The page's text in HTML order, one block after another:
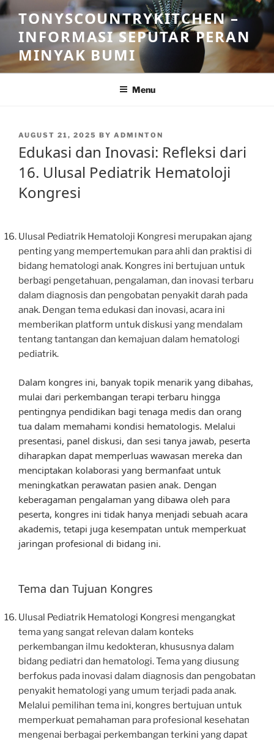
Skip
to
content
TONYSCOUNTRYKITCHEN –
INFORMASI SEPUTAR PERAN
MINYAK BUMI
Menu
POSTED
AUGUST 21, 2025 BY ADMINTON
Edukasi dan Inovasi: Refleksi dari
16. Ulusal Pediatrik Hematoloji
Kongresi
Ulusal Pediatrik Hematoloji Kongresi merupakan ajang
penting yang mempertemukan para ahli dan praktisi di
bidang hematologi anak. Kongres ini bertujuan untuk
berbagi pengetahuan, pengalaman, dan inovasi terbaru
dalam diagnosis dan pengobatan penyakit darah pada
anak. Dengan tema edukasi dan inovasi, acara ini
memberikan platform untuk diskusi yang mendalam
tentang tantangan dan kemajuan dalam hematologi
pediatrik.
Dalam kongres ini, banyak topik menarik yang dibahas,
mulai dari perkembangan terapi terbaru hingga
pentingnya pendidikan bagi tenaga medis dan orang
tua dalam memahami kondisi hematologis. Melalui
presentasi, panel diskusi, dan sesi tanya jawab, peserta
diharapkan dapat memperluas wawasan mereka dan
menciptakan kolaborasi yang bermanfaat untuk
meningkatkan perawatan pasien anak. Dengan
keberagaman pengalaman yang dibawa oleh para
peserta, kongres ini tidak hanya menjadi sebuah acara
akademis, tetapi juga kesempatan untuk memperkuat
jaringan profesional di bidang ini.
Tema dan Tujuan Kongres
Ulusal Pediatrik Hematologi Kongresi mengangkat
tema yang sangat relevan dalam konteks
perkembangan ilmu kedokteran, khususnya dalam
bidang pediatri dan hematologi. Tema yang diusung
berfokus pada inovasi dalam diagnosis dan pengobatan
penyakit hematologi yang umum terjadi pada anak.
Melalui pemilihan tema ini, kongres bertujuan untuk
memperkuat pemahaman para profesional kesehatan
mengenai berbagai perkembangan terkini yang dapat